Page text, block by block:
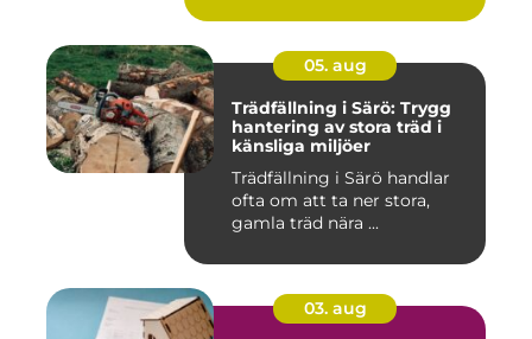
05. aug
Trädfällning i Särö: Trygg
hantering av stora träd i
känsliga miljöer
Trädfällning i Särö handlar
ofta om att ta ner stora,
gamla träd nära ...
03. aug